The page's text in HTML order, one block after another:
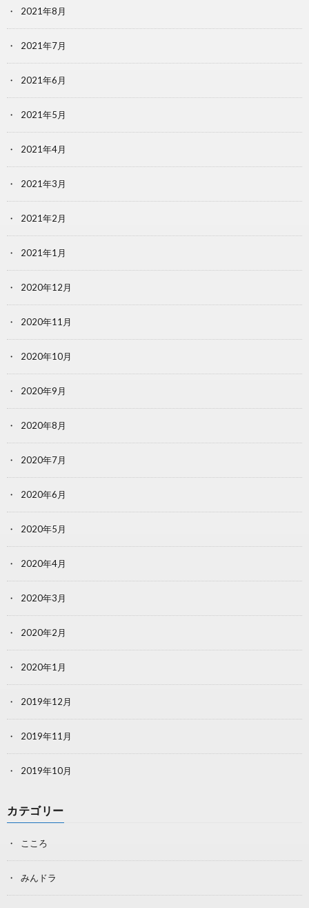
2021年8月
2021年7月
2021年6月
2021年5月
2021年4月
2021年3月
2021年2月
2021年1月
2020年12月
2020年11月
2020年10月
2020年9月
2020年8月
2020年7月
2020年6月
2020年5月
2020年4月
2020年3月
2020年2月
2020年1月
2019年12月
2019年11月
2019年10月
カテゴリー
こころ
みんドラ